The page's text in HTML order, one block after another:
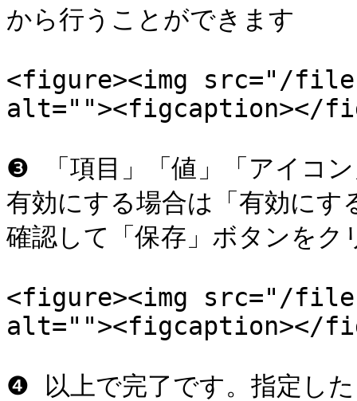
から行うことができます
<figure><img src="/files/
alt=""><figcaption></
❸ 「項目」「値」「アイコ
有効にする場合は「有効に
確認して「保存」ボタンをク
<figure><img src="/files/
alt=""><figcaption></
❹ 以上で完了です。指定し